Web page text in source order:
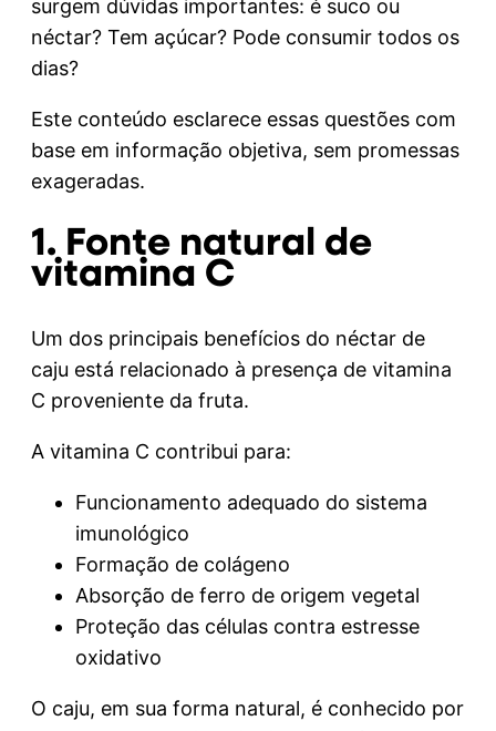
surgem dúvidas importantes: é suco ou
néctar? Tem açúcar? Pode consumir todos os
dias?
Este conteúdo esclarece essas questões com
base em informação objetiva, sem promessas
exageradas.
1. Fonte natural de
vitamina C
Um dos principais benefícios do néctar de
caju está relacionado à presença de vitamina
C proveniente da fruta.
A vitamina C contribui para:
Funcionamento adequado do sistema
imunológico
Formação de colágeno
Absorção de ferro de origem vegetal
Proteção das células contra estresse
oxidativo
O caju, em sua forma natural, é conhecido por